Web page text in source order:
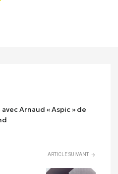
avec Arnaud « Aspic » de
ARTICLE SUIVANT